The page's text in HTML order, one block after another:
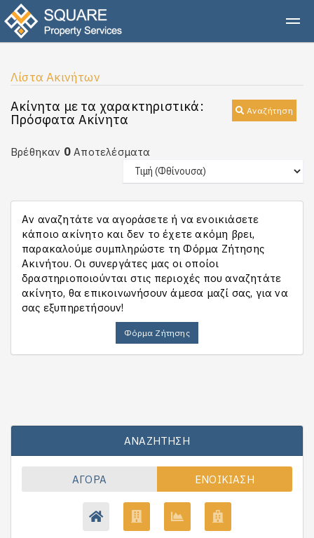
Λίστα Ακινήτων
Αναζήτηση
Ακίνητα με τα χαρακτηριστικά:
Πρόσφατα Ακίνητα
Βρέθηκαν 0 Αποτελέσματα
Αν αναζητάτε να αγοράσετε ή να ενοικιάσετε
κάποιο ακίνητο και δεν το έχετε ακόμη βρει,
παρακαλούμε συμπληρώστε τη Φόρμα Ζήτησης
Ακινήτου. Οι συνεργάτες μας οι οποίοι
δραστηριοποιούνται στις περιοχές που αναζητάτε
ακίνητο, θα επικοινωνήσουν άμεσα μαζί σας, για να
σας εξυπηρετήσουν!
Φόρμα Ζήτησης
ΑΝΑΖΉΤΗΣΗ
ΑΓΟΡΆ ΕΝΟΙΚΊΑΣΗ